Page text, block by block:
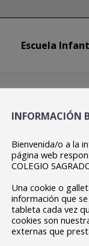
Escuela
INFORMACIÓN
Bienvenida/o a la
página web
COLEGIO
Una cookie o
información que
tableta cada vez
cookies son
externas que
Escuela